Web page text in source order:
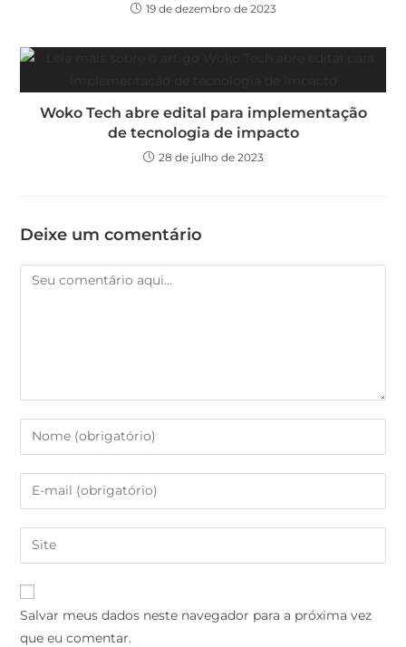
19 de dezembro de 2023
Woko Tech abre edital para implementação
de tecnologia de impacto
28 de julho de 2023
Deixe um comentário
Salvar meus dados neste navegador para a próxima vez
que eu comentar.